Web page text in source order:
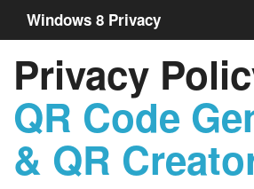
Windows 8 Privacy
About
Taal
Privacy
QR Code
& QR